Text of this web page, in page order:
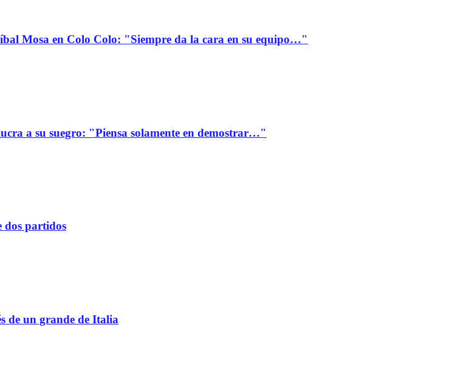
Mosa en Colo Colo: "Siempre da la cara en su equipo…"
a su suegro: "Piensa solamente en demostrar…"
dos partidos
de un grande de Italia